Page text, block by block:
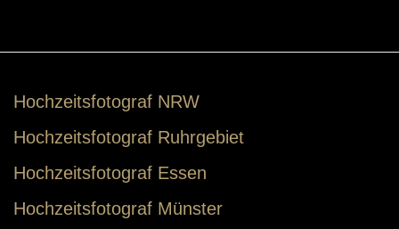
Hochzeitsfotograf NRW
Hochzeitsfotograf Ruhrgebiet
Hochzeitsfotograf Essen
Hochzeitsfotograf Münster